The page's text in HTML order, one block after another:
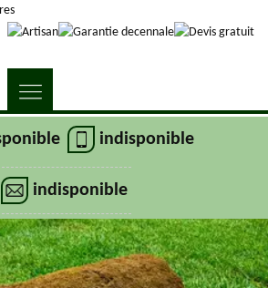
indisponible
indisponible